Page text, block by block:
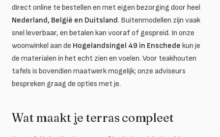
direct online te bestellen en met eigen bezorging door heel
Nederland, België en Duitsland. Buitenmodellen zijn vaak
snel leverbaar, en betalen kan vooraf of gespreid. In onze
woonwinkel aan de Hogelandsingel 49 in Enschede kun je
de materialen in het echt zien en voelen. Voor teakhouten
tafels is bovendien maatwerk mogelijk; onze adviseurs
bespreken graag de opties met je.
Wat maakt je terras compleet